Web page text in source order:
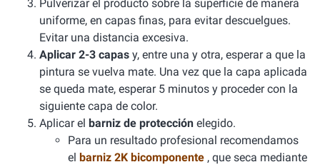
Pulverizar el producto sobre la superficie de manera
uniforme, en capas finas, para evitar descuelgues.
Evitar una distancia excesiva.
Aplicar 2-3 capas y, entre una y otra, esperar a que la
pintura se vuelva mate. Una vez que la capa aplicada
se queda mate, esperar 5 minutos y proceder con la
siguiente capa de color.
Aplicar el barniz de protección elegido.
Para un resultado profesional recomendamos
el barniz 2K bicomponente , que seca mediante